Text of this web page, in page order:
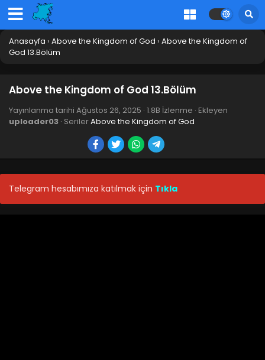
Anasayfa › Above the Kingdom of God › Above the Kingdom of
God 13.Bölüm
Above the Kingdom of God 13.Bölüm
Yayınlanma tarihi Ağustos 26, 2025 · 1.8B İzlenme · Ekleyen
uploader03 · SerilerAbove the Kingdom of God
Telegram hesabımıza katılmak için Tıkla